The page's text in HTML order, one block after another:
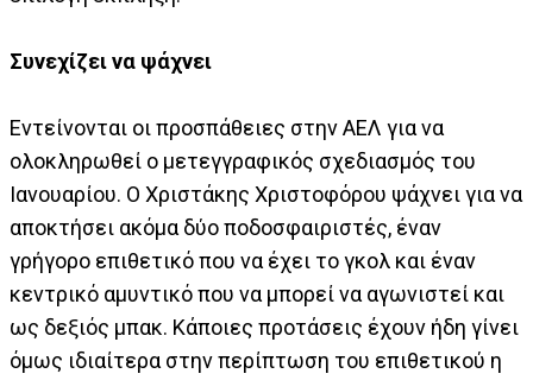
Συνεχίζει να ψάχνει
Εντείνονται οι προσπάθειες στην ΑΕΛ για να
ολοκληρωθεί ο μετεγγραφικός σχεδιασμός του
Ιανουαρίου. Ο Χριστάκης Χριστοφόρου ψάχνει για να
αποκτήσει ακόμα δύο ποδοσφαιριστές, έναν
γρήγορο επιθετικό που να έχει το γκολ και έναν
κεντρικό αμυντικό που να μπορεί να αγωνιστεί και
ως δεξιός μπακ. Κάποιες προτάσεις έχουν ήδη γίνει
όμως ιδιαίτερα στην περίπτωση του επιθετικού η